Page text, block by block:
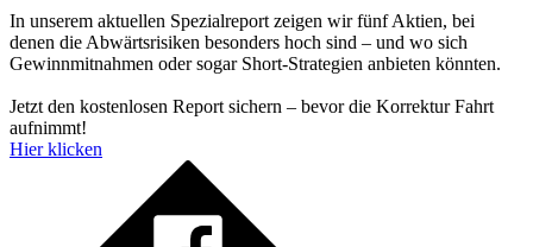
In unserem aktuellen Spezialreport zeigen wir fünf Aktien, bei
denen die Abwärtsrisiken besonders hoch sind – und wo sich
Gewinnmitnahmen oder sogar Short-Strategien anbieten könnten.
Jetzt den kostenlosen Report sichern – bevor die Korrektur Fahrt
aufnimmt!
Hier klicken